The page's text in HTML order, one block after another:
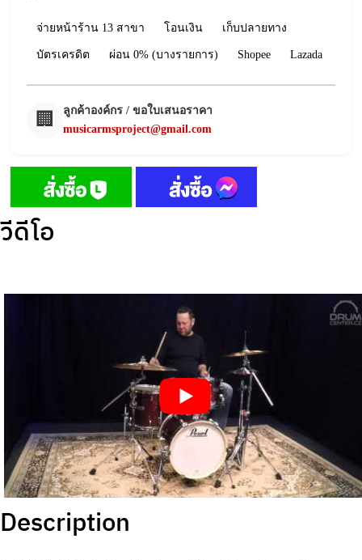
จ่ายหน้าร้าน 13 สาขา โอนเงิน เก็บปลายทาง
บัตรเครดิต ผ่อน 0% (บางรายการ) Shopee Lazada
🏢
ลูกค้าองค์กร / ขอใบเสนอราคา
musicarmsproject@gmail.com
วีดีโอ
Description